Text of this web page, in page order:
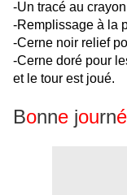
-Un tracé au
-Remplissage à la
-Cerne noir relief
-Cerne doré pour
et le tour est joué.
Bonne journ